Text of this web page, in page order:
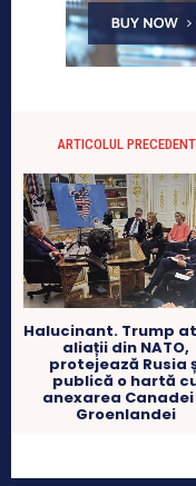
ARTICOLUL PRECEDENT
Halucinant. Trump
aliații din NATO,
protejează Rusia
publică o hartă
anexarea Canadei
Groenlandei